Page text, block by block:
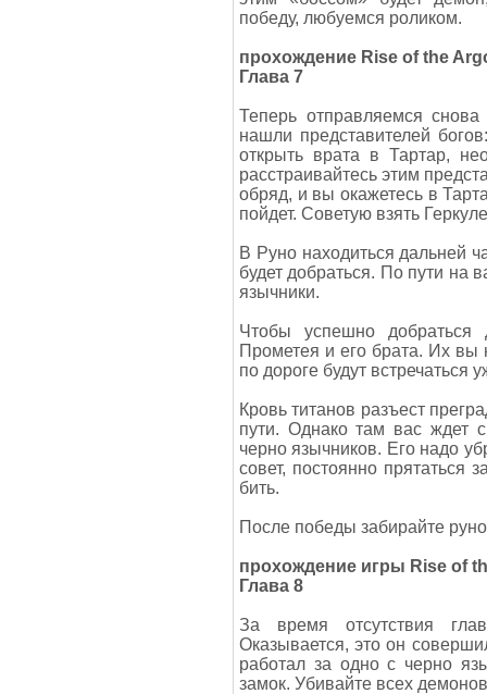
победу, любуемся роликом.
прохождение Rise of the
Глава 7
Теперь отправляемся
нашли представителей
открыть врата в Тартар,
расстраивайтесь этим
обряд, и вы окажетесь в
пойдет. Советую взять
В Руно находиться дальней
будет добраться. По пути на
язычники.
Чтобы успешно
Прометея и его брата. Их вы
по дороге будут
Кровь титанов разъест
пути. Однако там вас ждет
черно язычников. Его надо
совет, постоянно прятаться
бить.
После победы забирайте
прохождение игры Rise of
Глава 8
За время отсутствия
Оказывается, это он
работал за одно с черно
замок. Убивайте всех